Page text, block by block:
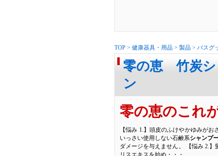
TOP > 健康器具・用品 > 製品 > バスグ
零の恵 竹炭シ
ン
零の恵のこれ
【悩み 1.】頭皮のふけやかゆみが
いっさい使用しない石鹸系シャンプ
ダメージを与えません。 【悩み 2.
リスエキスを始め・・・